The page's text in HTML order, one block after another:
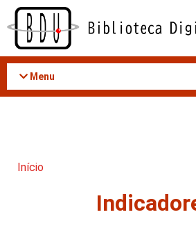
Acessar
conteúdo
Menu
Início